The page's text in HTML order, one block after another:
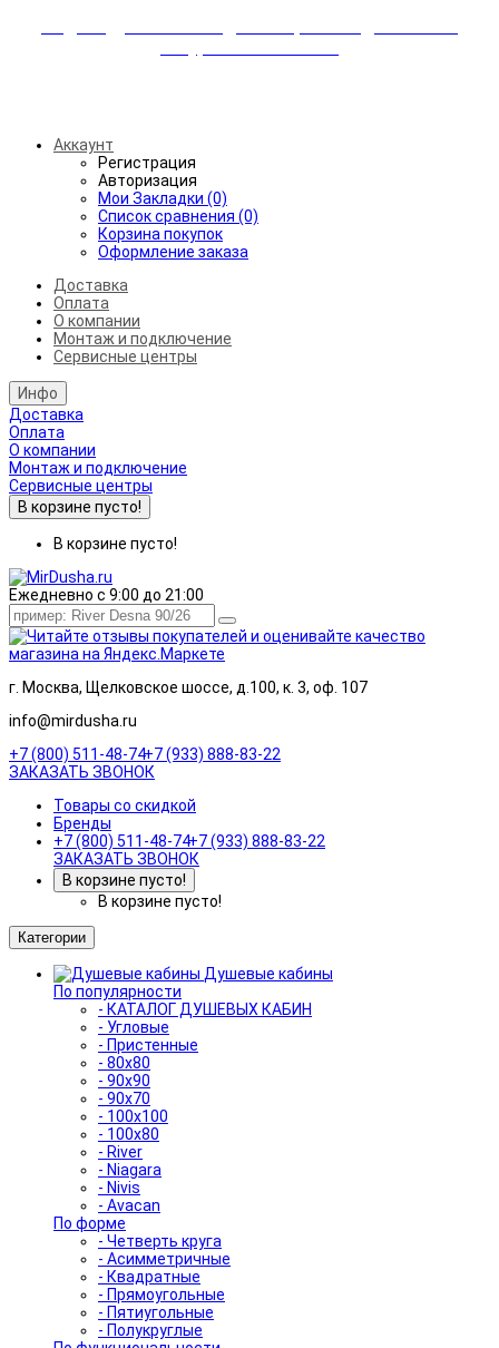
Аккаунт
Регистрация
Авторизация
Мои Закладки (0)
Список сравнения (0)
Корзина покупок
Оформление заказа
Доставка
Оплата
О компании
Монтаж и подключение
Сервисные центры
Инфо
Доставка
Оплата
О компании
Монтаж и подключение
Сервисные центры
В корзине пусто!
В корзине пусто!
Ежедневно с 9:00 до 21:00
г. Москва, Щелковское шоссе, д.100, к. 3, оф. 107
info@mirdusha.ru
+7 (800) 511-48-74+7 (933) 888-83-22
ЗАКАЗАТЬ ЗВОНОК
Товары со скидкой
Бренды
+7 (800) 511-48-74+7 (933) 888-83-22
ЗАКАЗАТЬ ЗВОНОК
В корзине пусто!
В корзине пусто!
Категории
Душевые кабины
По популярности
- КАТАЛОГ ДУШЕВЫХ КАБИН
- Угловые
- Пристенные
- 80x80
- 90x90
- 90x70
- 100x100
- 100x80
- River
- Niagara
- Nivis
- Avacan
По форме
- Четверть круга
- Асимметричные
- Квадратные
- Прямоугольные
- Пятиугольные
- Полукруглые